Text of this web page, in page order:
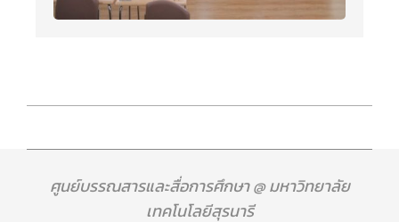
ศูนย์บรรณสารและสื่อการศึกษา @ มหาวิทยาลัย
เทคโนโลยีสุรนารี